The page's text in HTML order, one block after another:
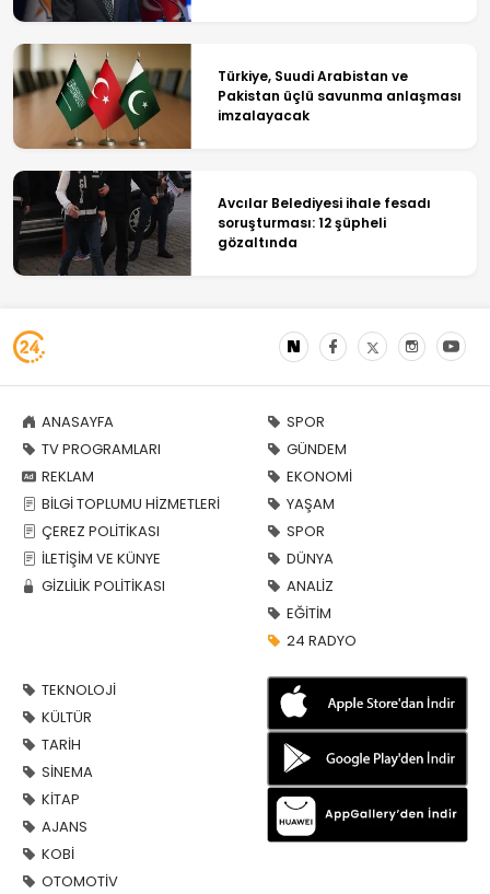
Türkiye, Suudi Arabistan ve
Pakistan üçlü savunma anlaşması
imzalayacak
Avcılar Belediyesi ihale fesadı
soruşturması: 12 şüpheli
gözaltında
ANASAYFA
TV PROGRAMLARI
REKLAM
BİLGİ TOPLUMU HİZMETLERİ
ÇEREZ POLİTİKASI
İLETİŞİM VE KÜNYE
GİZLİLİK POLİTİKASI
SPOR
GÜNDEM
EKONOMİ
YAŞAM
SPOR
DÜNYA
ANALİZ
EĞİTİM
24 RADYO
TEKNOLOJİ
KÜLTÜR
TARİH
SİNEMA
KİTAP
AJANS
KOBİ
OTOMOTİV